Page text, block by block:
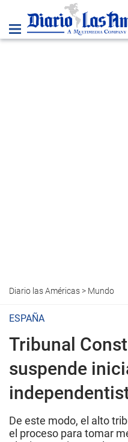
Diario las Américas> Mundo
ESPAÑA
Tribunal
suspende
De este modo, el alto
el proceso para tomar